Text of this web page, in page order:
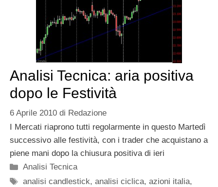
Analisi Tecnica: aria positiva
dopo le Festività
6 Aprile 2010 di Redazione
I Mercati riaprono tutti regolarmente in questo Martedì
successivo alle festività, con i trader che acquistano a
piene mani dopo la chiusura positiva di ieri
Categorie
Analisi Tecnica
Tag
analisi candlestick,analisi ciclica,azioni italia,